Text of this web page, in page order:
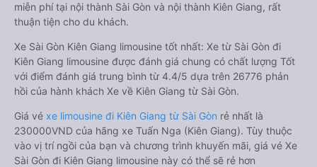
miễn phí tại nội thành Sài Gòn và nội thành Kiên Giang, rất
thuận tiện cho du khách.
Xe Sài Gòn Kiên Giang limousine tốt nhất: Xe từ Sài Gòn đi
Kiên Giang limousine được đánh giá chung có chất lượng Tốt
với điểm đánh giá trung bình từ 4.4/5 dựa trên 26776 phản
hồi của hành khách Xe về Kiên Giang từ Sài Gòn.
Giá vé xe limousine đi Kiên Giang từ Sài Gòn rẻ nhất là
230000VND của hãng xe Tuấn Nga (Kiên Giang). Tùy thuộc
vào vị trí ngồi của bạn và chương trình khuyến mãi, giá vé Xe
Sài Gòn đi Kiên Giang limousine này có thể sẽ rẻ hơn